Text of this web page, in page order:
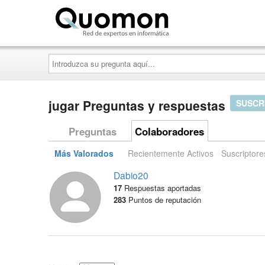
Introduzca
su
pregunta
aquí...
jugar Preguntas y respuestas
Preguntas Colaboradores
Más Valorados Recientemente Activos
Dabio20
17 Respuestas aportadas
283Puntos de reputación